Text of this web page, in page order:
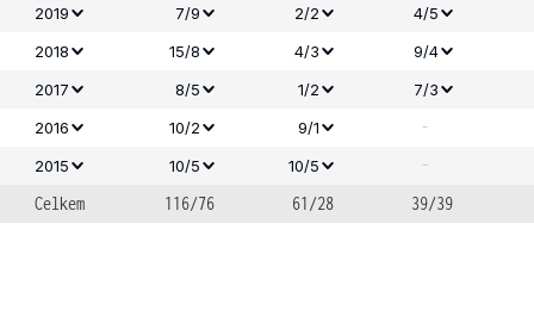
2019
7/9 2/2
4/5
2018
15/8 4/3
9/4
2017
8/5 1/2
7/3
2016
10/2 9/1 -
2015 10/5 10/5
-
Celkem
116/76 61/28 39/39